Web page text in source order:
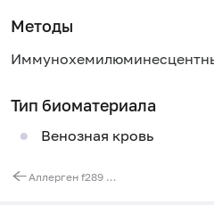
Методы
Тип биоматериала
Венозная кровь
Аллерген f289 - финики, IgE